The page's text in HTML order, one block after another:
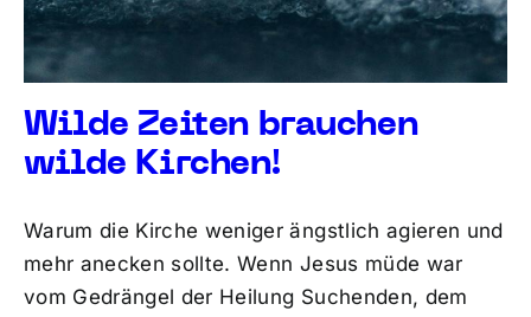
Wilde Zeiten brauchen
wilde Kirchen!
Warum die Kirche weniger ängstlich agieren und
mehr anecken sollte. Wenn Jesus müde war
vom Gedrängel der Heilung Suchenden, dem